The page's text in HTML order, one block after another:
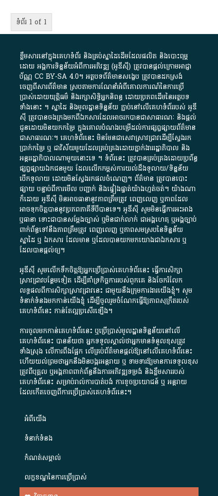
ទំព័រ 1 of 1
ខ្លឹមសារ​នៅ​ក្នុង​គេហទំព័រ និង​គ្រប់​ស្នា​ដៃ​ដើម​ដែល​ផលិត​ និង​បោះពុម្ព​
ដោយ​ អង្គការ​ទិន្នន័យ​អំពី​ការអភិវឌ្ឍ​​ (អូ​ឌី​ស៊ី)​ ត្រូវ​បាន​ផ្តល់​ក្រោម​អាជ្ញា
ប័ណ្ណ​CC BY-SA 4.0។​ អត្ថបទ​ព័ត៌មាន​សង្ខេប​ ត្រូវ​បាន​ដកស្រង់​
ចេញពី​សារព័ត៌មាន ស្របតាមការ​ណែនាំ​អំពី​គោលការណ៍​នៃ​ការ​ប្រើ
ប្រាស់​ដោយ​យុត្តិធម៌​ និង​រក្សាសិទ្ធិអ្នកនិពន្ធ ដោយ​ប្រភពដើម​នៃ​​អត្ថបទ
ទាំង​នោះ​ ។​ ស្នាដៃ​ និង​មូលដ្ឋាន​ទិន្នន័យ ​ភ្ជាប់​នៅ​លើ​គេហទំព័រ​របស់​ អូ​ឌី​
ស៊ី​ ត្រូវ​បាន​ចងក្រង​មក​ពី​ឯកសារ​ដែល​អាច​រក​បានជា​សាធារណៈ​ និង​ផ្តល់​
ជូន​ដោយ​មិន​យក​កម្រៃ​ ក្នុង​គោលបំណង​បម្រើ​ដល់ការ​ផ្សព្វផ្សាយ​ព័ត៌មាន​
ជា​សាធារណៈ​។​ គេហទំព័រ​នេះ​ មិនមែន​ជា​សេវា​ស្រាវជ្រាវ​ដើម្បី​ស្វែងរក
ប្រាក់​កម្រៃ​ ឬ​ ជា​វិស័យ​មួយ​ដែល​គ្រប់គ្រង​ដោយ​ភ្នាក់ងារ​រដ្ឋាភិបាល​ និង ​
អន្តររដ្ឋាភិបាល​ណាមួយ​នោះ​ទេ ​។​ ទំព័រ​នេះ​ ត្រូវ​បាន​គ្រប់គ្រង​ដោយ​ប្រព័ន្ធ​
ផ្សព្វផ្សាយ​ឯកជន​មួយ​ ដែល​លើកកម្ពស់​ការ​យល់​ដឹង​ទូលាយ​/​ទិន្នន័យ​
បើក​ទូលាយ​ ដោយ​មិនស្វែង​រក​ផល​ចំណេញ​។​ ព័ត៌មាន​ ត្រូវ​បាន​បោះ
ផ្សាយ​ បន្ទាប់​ពី​ការ​មើល​ បញ្ជាក់​ និង​ផ្ទៀងផ្ទាត់​យ៉ាង​ហ្មត់ចត់​។​ យ៉ាងណា​
ក៏​ដោយ​ អូ​ឌី​ស៊ី​ មិន​អាច​ធានា​នូវ​ភាព​ត្រឹមត្រូវ​ ពេញលេញ​ ឬ​ភាព​ដែល​
អាច​ទុកចិត្ត​បាននូវ​ប្រភព​ភាគី​ទី​បី​បាន​ទេ​។​ អូ​ឌី​ស៊ី​ សូម​មិន​ធ្វើការ​អះអាង​
ឬ​ធានា​ ទោះជា​បាន​សម្តែង​ច្បាស់​ ឬ​មិន​ជាក់លាក់​ ជា​អង្គហេតុ​ ឬ​អង្គច្បាប់​
ពាក់ព័ន្ធ​ទៅ​នឹង​ភាព​ត្រឹមត្រូវ​ ពេញលេញ​ ឬ​ភាព​សម​ស្រប​នៃ​ទិន្នន័យ​
ស្នាដៃ​ ឬ​ ឯកសារ​ ដែល​មាន​ ឬ​ដែល​បាន​យក​មក​យោង​ជា​ឯកសារ​ ឬ​
ដែល​បាន​ផ្តល់​ឲ្យ​។
អូឌីស៊ី សូមលើកទឹកចិត្តឱ្យអ្នកប្រើប្រាស់គេហទំព័រនេះ ធ្វើការសិក្សា
ស្រាវជ្រាវបន្ថែមទៀត ដើម្បីគាំទ្រកិច្ចការ​របស់ពួកគេ និងចែករំលែក
លទ្ធផលពីការសិក្សាស្រាវជ្រាវនេះ ជាមួយនឹងក្រុមការងារយើងខ្ញុំ។ សូម
ទំនាក់ទំនងមកកាន់យើងខ្ញុំ ដើម្បីចូលរួមចំណែកធ្វើឱ្យភាពសុក្រឹតរបស់
គេហទំព័នេះ កាន់តែល្អប្រសើរឡើង។
ការចូលមកកាន់គេហទំព័រនេះ ឬប្រើប្រាស់មូលដ្ឋានទិន្នន័យនៅលើ
គេហទំព័រនេះ បានន័យថា អ្នកទទួលស្គាល់ថាអ្នកមានទំនួលខុសត្រូវ
ទាំងស្រុង លើការពឹងផ្អែក លើគ្រប់ព័ត៌មានផ្តល់ឱ្យនៅលើគេហទំព័រនេះ
ហើយយល់ព្រមថាអ្នកនឹងមិនបង្ករអន្តរាយ ឬ ទាមទារ​ឱ្យមានការទទួលខុស​
ត្រូវពីបុគ្គល ឬអង្គភាពពាក់ព័ន្ធនឹងការអភិវឌ្ឍទម្រង់ និងខ្លឹមសាររបស់
គេហទំព័រនេះ សម្រាប់រាល់ការបាត់បង់ ការខូចប្រយោជន៍ ឬ អន្តរាយ
ដែលកើតចេញពីការប្រើប្រាស់គេហទំព័រនេះ។
អំពី​យើង​
ទំនាក់ទំនង
កំណត់សម្គាល់
លក្ខខណ្ឌនៃការប្រើប្រាស់